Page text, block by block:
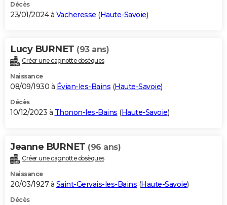
Décès
23/01/2024 à Vacheresse (Haute-Savoie)
Lucy BURNET (93 ans)
Créer une cagnotte obsèques
Naissance
08/09/1930 à Évian-les-Bains (Haute-Savoie)
Décès
10/12/2023 à Thonon-les-Bains (Haute-Savoie)
Jeanne BURNET (96 ans)
Créer une cagnotte obsèques
Naissance
20/03/1927 à Saint-Gervais-les-Bains (Haute-Savoie)
Décès